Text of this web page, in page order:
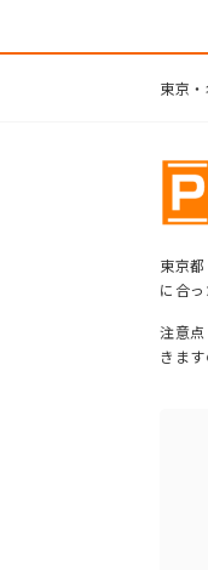
東京
東京
に合
注意
きま